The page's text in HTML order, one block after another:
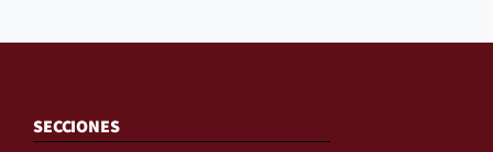
SECCIONES